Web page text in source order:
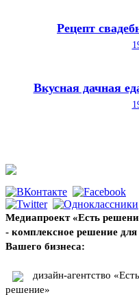
Рецепт
Вкусная дачная
Медиапроект «Есть
- комплексное решение для
Вашего бизнеса:
дизайн-агентство «Есть
решение»